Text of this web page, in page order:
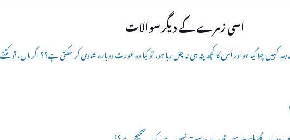
اسی زمرے کے دیگر سوالات
چلا گیا ہواور اُس کا کچھ پتہ ہی نہ چل رہا ہو، تو کیا وہ عورت دوبارہ شادی کر سکتی ہے؟؟ اگر ہاں، تو کتنے